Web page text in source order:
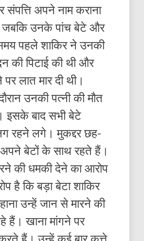
अपने नाम कराना
जबकि उनके पांच बेटे और
पहले शाकिर ने उनकी
की पिटाई की थी और
लात मार दी थी।
उनकी पत्नी की मौत
इसके बाद सभी बेटे
रहने लगे। मुकद्दर छह-
बेटों के साथ रहते हैं।
की धमकी देने का आरोप
है कि बड़ा बेटा शाकिर
उन्हें जान से मारने की
हैं। खाना मांगने पर